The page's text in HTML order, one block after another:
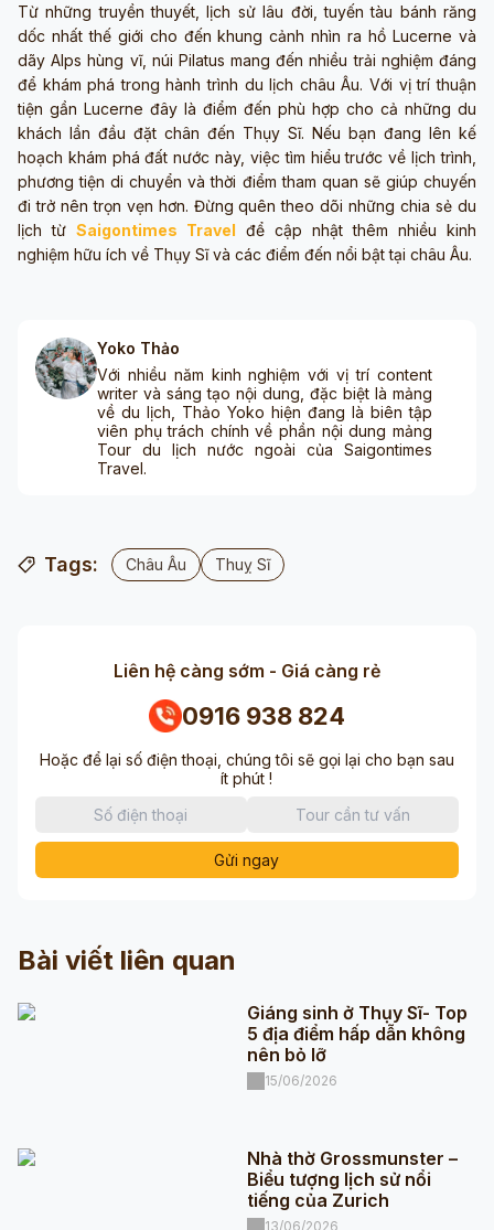
Từ những truyền thuyết, lịch sử lâu đời, tuyến tàu bánh răng
dốc nhất thế giới cho đến khung cảnh nhìn ra hồ Lucerne và
dãy Alps hùng vĩ, núi Pilatus mang đến nhiều trải nghiệm đáng
để khám phá trong hành trình du lịch châu Âu. Với vị trí thuận
tiện gần Lucerne đây là điểm đến phù hợp cho cả những du
khách lần đầu đặt chân đến Thụy Sĩ. Nếu bạn đang lên kế
hoạch khám phá đất nước này, việc tìm hiểu trước về lịch trình,
phương tiện di chuyển và thời điểm tham quan sẽ giúp chuyến
đi trở nên trọn vẹn hơn. Đừng quên theo dõi những chia sẻ du
lịch từ Saigontimes Travel để cập nhật thêm nhiều kinh
nghiệm hữu ích về Thụy Sĩ và các điểm đến nổi bật tại châu Âu.
Yoko Thảo
Với nhiều năm kinh nghiệm với vị trí content
writer và sáng tạo nội dung, đặc biệt là mảng
về du lịch, Thảo Yoko hiện đang là biên tập
viên phụ trách chính về phần nội dung mảng
Tour du lịch nước ngoài của Saigontimes
Travel.
Tags: Châu Âu Thuỵ Sĩ
Liên hệ càng sớm - Giá càng rẻ
0916 938 824
Hoặc để lại số điện thoại, chúng tôi sẽ gọi lại cho bạn sau
ít phút !
Gửi ngay
Bài viết liên quan
Giáng sinh ở Thụy Sĩ- Top
5 địa điểm hấp dẫn không
nên bỏ lỡ
15/06/2026
Nhà thờ Grossmunster –
Biểu tượng lịch sử nổi
tiếng của Zurich
13/06/2026